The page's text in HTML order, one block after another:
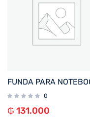
0
₲ 131.000